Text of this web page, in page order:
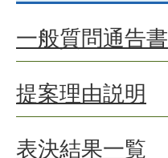
一般質問通告書
提案理由説明
表決結果一覧